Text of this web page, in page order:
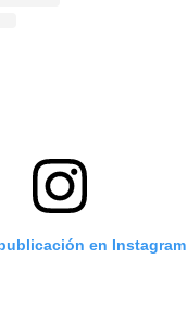
en Instagram